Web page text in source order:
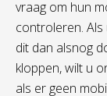
vraag om hun
controleren.
dit dan alsnog
kloppen, wilt u
als er geen